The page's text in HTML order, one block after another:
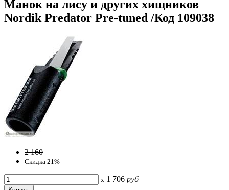
Манок на лису и других хищников
Nordik Predator Pre-tuned /Код 109038
2 160
Скидка 21%
x 1 706 руб